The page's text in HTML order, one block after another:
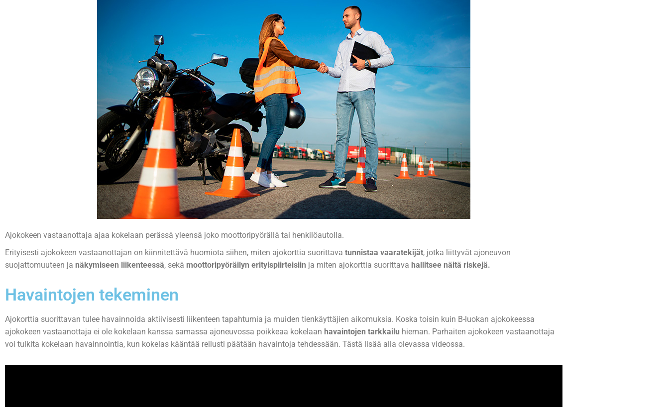
Ajokokeen vastaanottaja ajaa kokelaan perässä yleensä joko moottoripyörällä tai henkilöautolla.
Erityisesti ajokokeen vastaanottajan on kiinnitettävä huomiota siihen, miten ajokorttia suorittava tunnistaa vaaratekijät, jotka liittyvät ajoneuvon
suojattomuuteen ja näkymiseen liikenteessä, sekä moottoripyöräilyn erityispiirteisiin ja miten ajokorttia suorittava hallitsee näitä riskejä.
Havaintojen tekeminen
Ajokorttia suorittavan tulee havainnoida aktiivisesti liikenteen tapahtumia ja muiden tienkäyttäjien aikomuksia. Koska toisin kuin B-luokan ajokokeessa
ajokokeen vastaanottaja ei ole kokelaan kanssa samassa ajoneuvossa poikkeaa kokelaan havaintojen tarkkailu hieman. Parhaiten ajokokeen vastaanottaja
voi tulkita kokelaan havainnointia, kun kokelas kääntää reilusti päätään havaintoja tehdessään. Tästä lisää alla olevassa videossa.